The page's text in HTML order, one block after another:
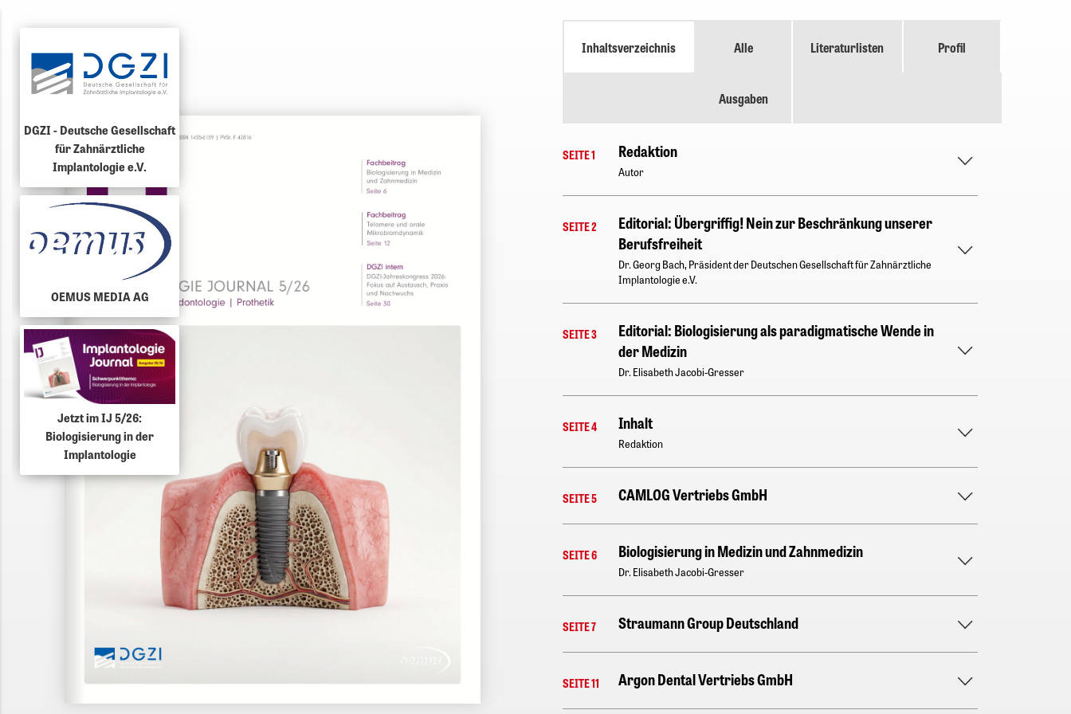
Inhaltsverzeichnis Alle
Ausgaben
Literaturlisten Profil
SEITE 1 Redaktion
Autor
SEITE 2
Editorial: Übergriffig! Nein zur Beschränkung unserer
Berufsfreiheit
Dr. Georg Bach, Präsident der Deutschen Gesellschaft für Zahnärztliche
Implantologie e.V.
SEITE 3
Editorial: Biologisierung als paradigmatische Wende in
der Medizin
Dr. Elisabeth Jacobi-Gresser
SEITE 4 Inhalt
Redaktion
SEITE 5 CAMLOG Vertriebs GmbH
SEITE 6 Biologisierung in Medizin und Zahnmedizin
Dr. Elisabeth Jacobi-Gresser
SEITE 7 Straumann Group Deutschland
SEITE 11 Argon Dental Vertriebs GmbH
DGZI - Deutsche Gesellschaft
für Zahnärztliche
Implantologie e.V.
OEMUS MEDIA AG
Jetzt im IJ 5/26:
Biologisierung in der
Implantologie